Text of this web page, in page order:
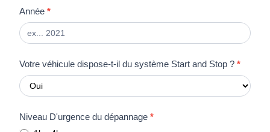
Année*
Votre véhicule dispose-t-il du système Start and Stop ?*
Niveau D'urgence du dépannage*
e
m
p
s
e